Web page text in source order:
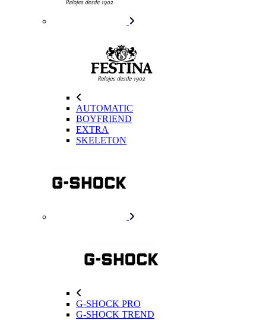
AUTOMATIC
BOYFRIEND
EXTRA
SKELETON
G-SHOCK PRO
G-SHOCK TREND